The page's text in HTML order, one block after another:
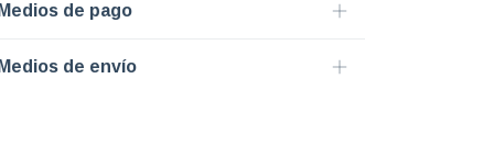
de pago
de envío